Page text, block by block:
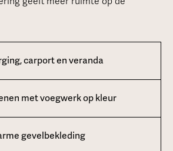
carport en veranda
met voegwerk op kleur
gevelbekleding